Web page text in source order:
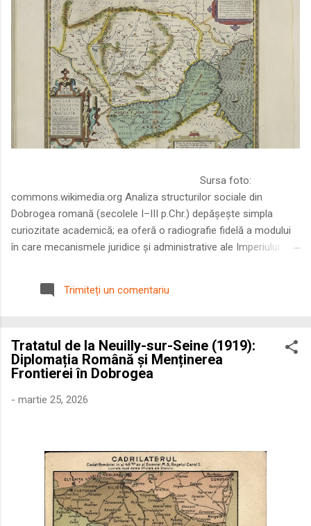
Sursa foto:
commons.wikimedia.org Analiza structurilor sociale din
Dobrogea romană (secolele I–III p.Chr.) depășește simpla
curiozitate academică; ea oferă o radiografie fidelă a modului
în care mecanismele juridice și administrative ale Imperiului
Într-o epocă în care prosperitatea excepțională a lumii romane
era susținută de o mobilitate socială dinamică și de o libertate
roman – în special a cetățenilor romani ( cives Romani ) în
țesutul urban și rural dobrogean – ne permite să măsurăm cu
precizie profunzimea și ritmul procesului de rom...
Trimiteți un comentariu
Tratatul de la Neuilly-sur-Seine (1919):
Diplomația Română și Menținerea
Frontierei în Dobrogea
- martie 25, 2026